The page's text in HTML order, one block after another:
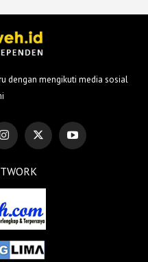
dengan mengikuti media sosial